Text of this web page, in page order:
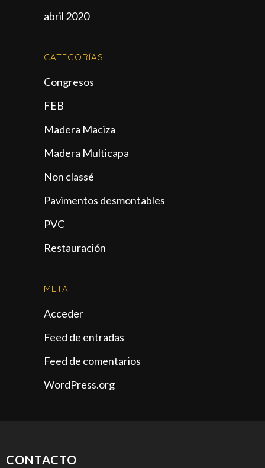
abril 2020
CATEGORÍAS
Congresos
FEB
Madera Maciza
Madera Multicapa
Non classé
Pavimentos desmontables
PVC
Restauración
META
Acceder
Feed de entradas
Feed de comentarios
WordPress.org
CONTACTO